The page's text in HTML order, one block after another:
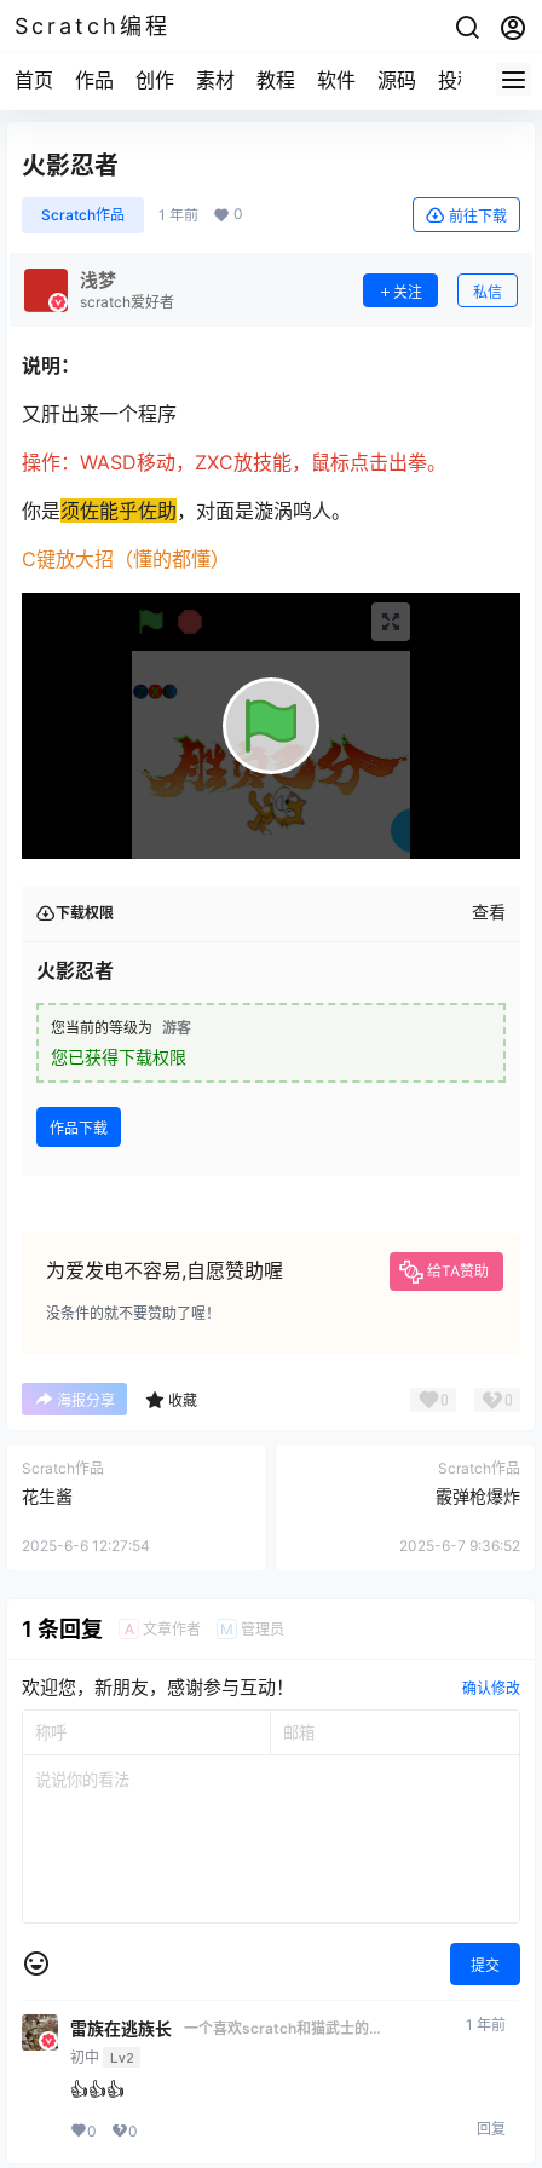
Scratch编程
首页 作品 创作 素材 教程 软件 源码 投稿 关于
火影忍者
Scratch作品 1 年前 0 前往下载
浅梦
scratch爱好者
关注 私信
说明：
又肝出来一个程序
操作：WASD移动，ZXC放技能，鼠标点击出拳。
你是须佐能乎佐助，对面是漩涡鸣人。
C键放大招（懂的都懂）
下载权限 查看
火影忍者
您当前的等级为 游客
您已获得下载权限
作品下载
为爱发电不容易,自愿赞助喔 给TA赞助
没条件的就不要赞助了喔！
海报分享 收藏 0 0
Scratch作品
花生酱
2025-6-6 12:27:54
Scratch作品
霰弹枪爆炸
2025-6-7 9:36:52
1 条回复 A 文章作者 M 管理员
欢迎您，新朋友，感谢参与互动！ 确认修改
提交
雷族在逃族长
一个喜欢scratch和猫武士的
初中 Lv2
1 年前
👍👍👍
0 0 回复